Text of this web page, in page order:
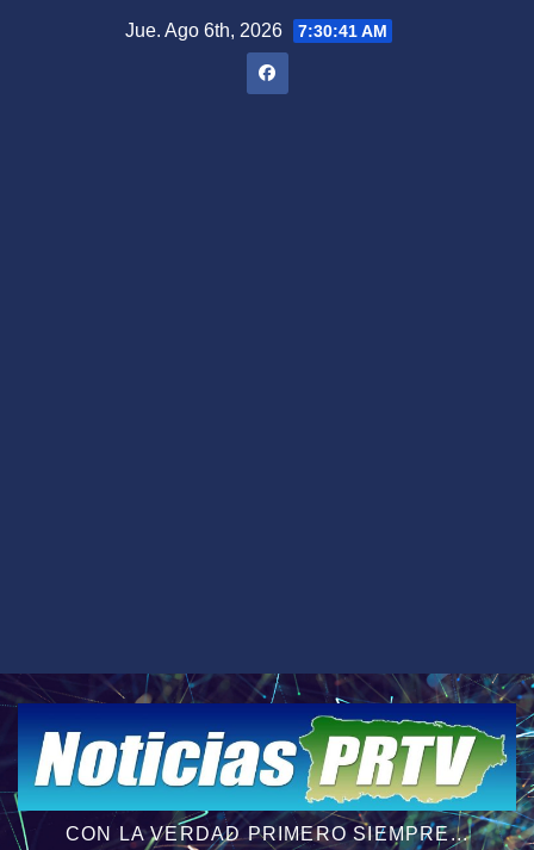
Jue. Ago 6th, 2026 7:30:42 AM
CON LA VERDAD PRIMERO SIEMPRE...